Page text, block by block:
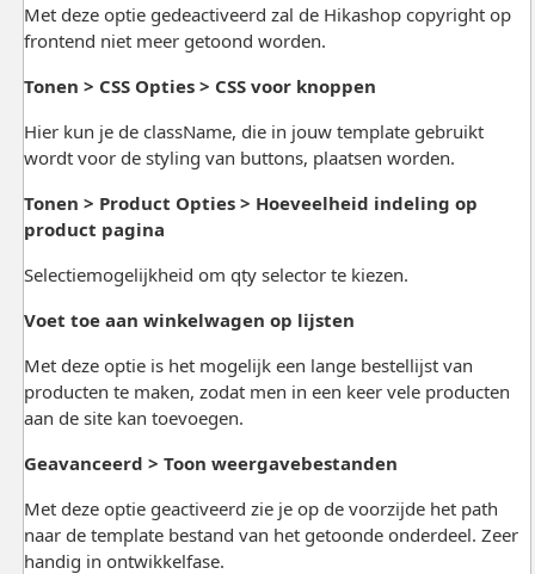
Met deze optie gedeactiveerd zal de Hikashop copyright op
frontend niet meer getoond worden.
Tonen > CSS Opties > CSS voor knoppen
Hier kun je de className, die in jouw template gebruikt
wordt voor de styling van buttons, plaatsen worden.
Tonen > Product Opties > Hoeveelheid indeling op
product pagina
Selectiemogelijkheid om qty selector te kiezen.
Voet toe aan winkelwagen op lijsten
Met deze optie is het mogelijk een lange bestellijst van
producten te maken, zodat men in een keer vele producten
aan de site kan toevoegen.
Geavanceerd > Toon weergavebestanden
Met deze optie geactiveerd zie je op de voorzijde het path
naar de template bestand van het getoonde onderdeel. Zeer
handig in ontwikkelfase.